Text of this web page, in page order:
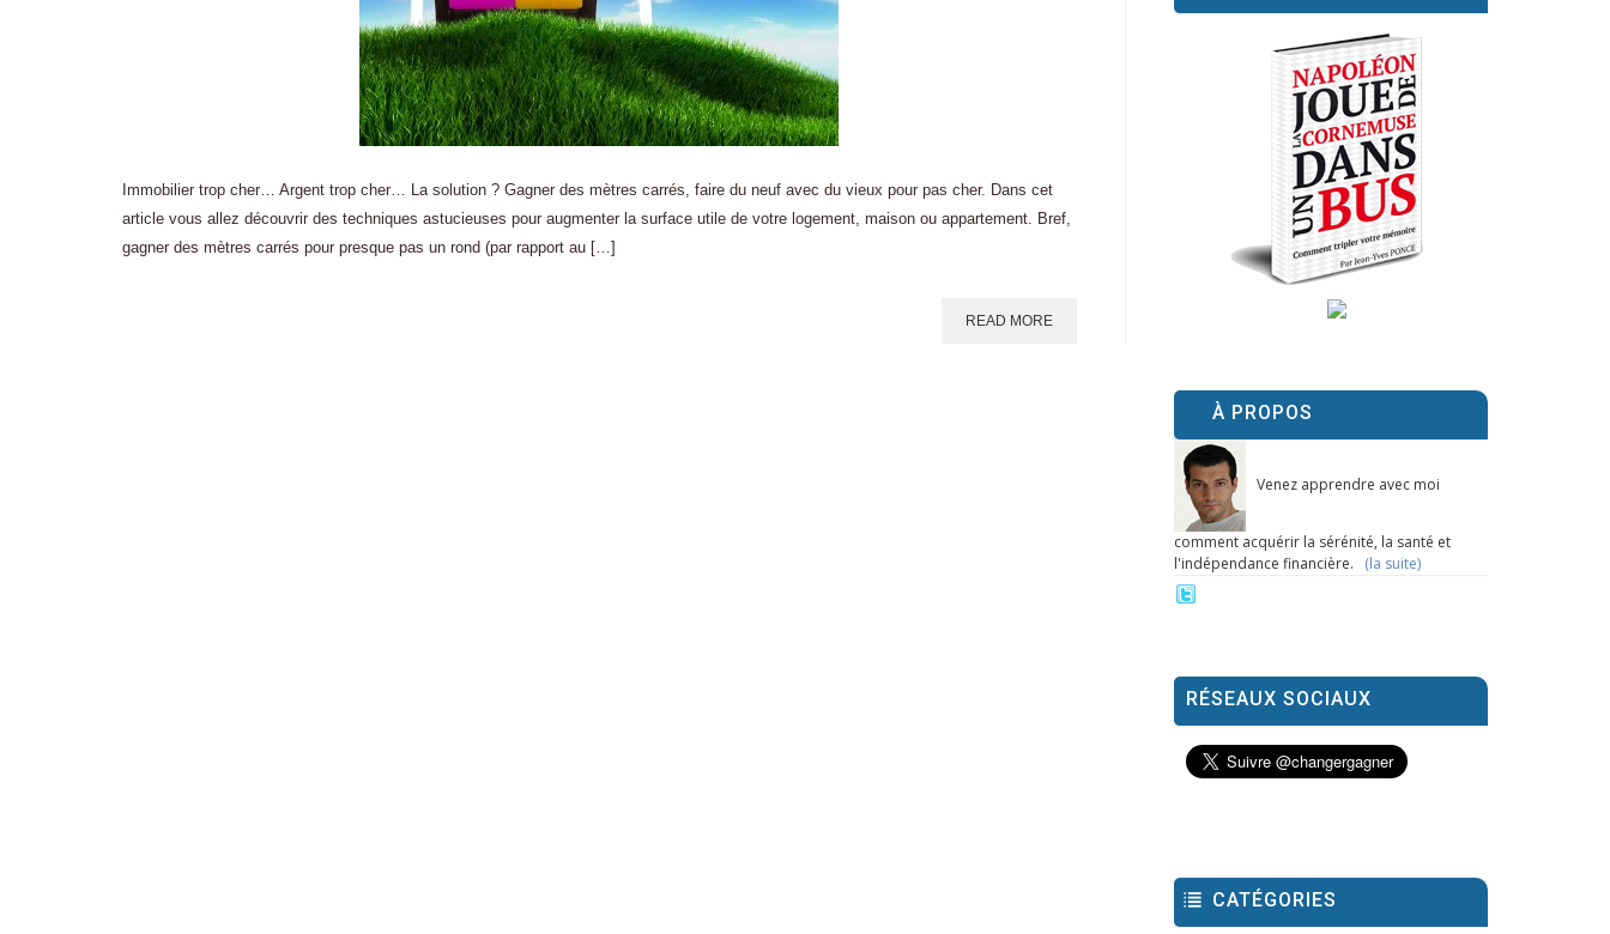
Immobilier trop cher… Argent trop cher… La solution ? Gagner des mètres carrés, faire du neuf avec du vieux pour pas cher. Dans cet
article vous allez découvrir des techniques astucieuses pour augmenter la surface utile de votre logement, maison ou appartement. Bref,
gagner des mètres carrés pour presque pas un rond (par rapport au […]
READ MORE
À PROPOS
Venez apprendre avec moi
comment acquérir la sérénité, la santé et
l'indépendance financière. (la suite)
RÉSEAUX SOCIAUX
CATÉGORIES